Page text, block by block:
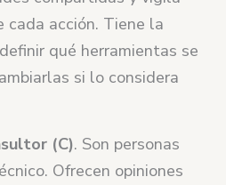
cada acción. Tiene la
qué herramientas se
si lo considera
(C). Son personas
Ofrecen opiniones